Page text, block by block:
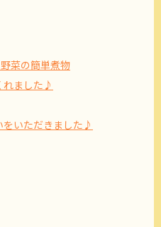
菜の簡単煮物
れました♪
をいただきました♪